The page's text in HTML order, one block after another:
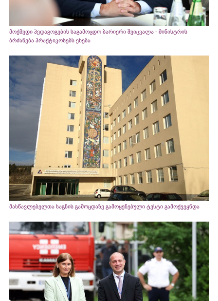
მოქმედი პედაგოგების საგამოცდო ბარიერი შეიცვალა - მინისტრის
ბრძანება პრაქტიკოსებს ეხება
მასწავლებელთა საგნის გამოცდაზე გამოყენებული ტესტი გამოქვეყნდა